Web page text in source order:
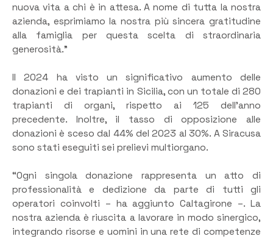
nuova vita a chi è in attesa. A nome di tutta la nostra
azienda, esprimiamo la nostra più sincera gratitudine
alla famiglia per questa scelta di straordinaria
generosità.”
Il 2024 ha visto un significativo aumento delle
donazioni e dei trapianti in Sicilia, con un totale di 280
trapianti di organi, rispetto ai 125 dell’anno
precedente. Inoltre, il tasso di opposizione alle
donazioni è sceso dal 44% del 2023 al 30%. A Siracusa
sono stati eseguiti sei prelievi multiorgano.
“Ogni singola donazione rappresenta un atto di
professionalità e dedizione da parte di tutti gli
operatori coinvolti – ha aggiunto Caltagirone –. La
nostra azienda è riuscita a lavorare in modo sinergico,
integrando risorse e uomini in una rete di competenze